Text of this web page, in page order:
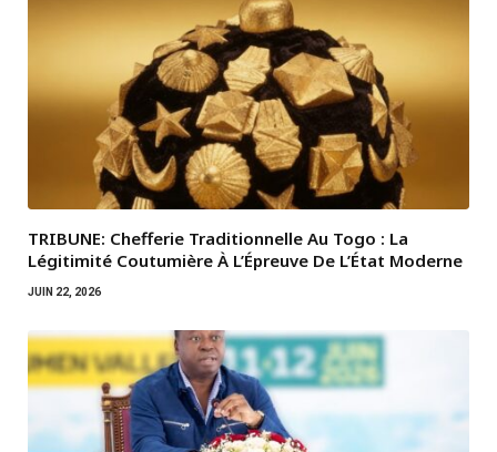
TRIBUNE: Chefferie Traditionnelle Au Togo : La
Légitimité Coutumière À L’Épreuve De L’État Moderne
JUIN 22, 2026